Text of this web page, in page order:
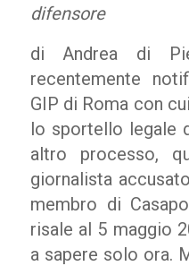
difensore
di Andrea di
recentemente
GIP di Roma con
lo sportello legale
altro processo,
giornalista
membro di
risale al 5 maggio
a sapere solo ora.